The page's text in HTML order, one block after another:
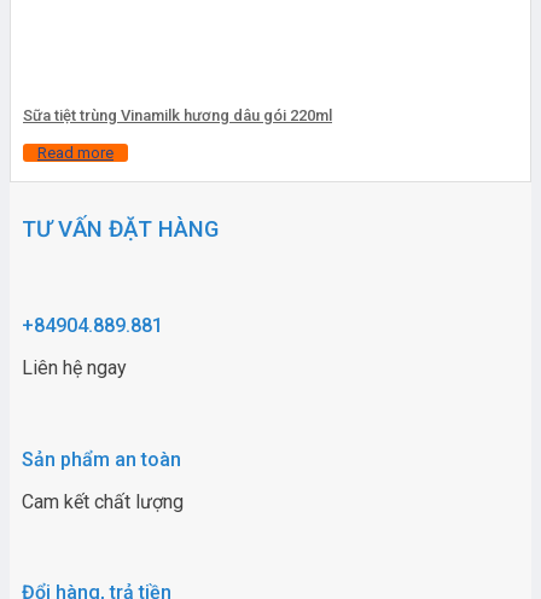
Sữa tiệt trùng Vinamilk hương dâu gói 220ml
Read more
TƯ VẤN ĐẶT HÀNG
+84904.889.881
Liên hệ ngay
Sản phẩm an toàn
Cam kết chất lượng
Đổi hàng, trả tiền